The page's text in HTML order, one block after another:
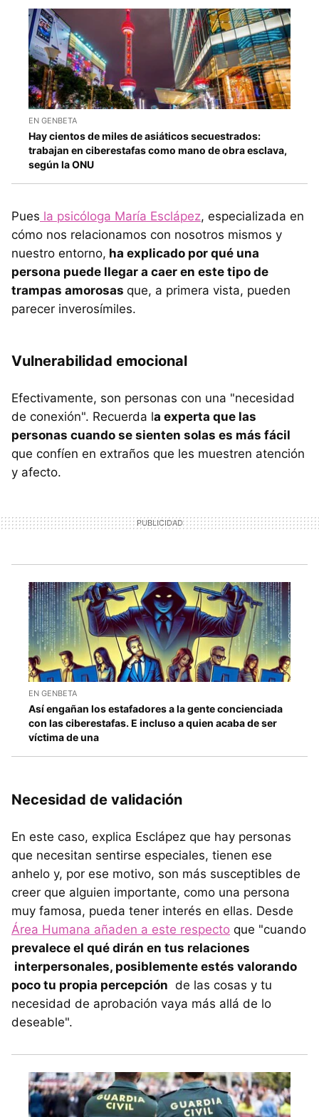
EN GENBETA
Hay cientos de miles de asiáticos secuestrados:
trabajan en ciberestafas como mano de obra esclava,
según la ONU
Pues la psicóloga María Esclápez, especializada en
cómo nos relacionamos con nosotros mismos y
nuestro entorno, ha explicado por qué una
persona puede llegar a caer en este tipo de
trampas amorosas que, a primera vista, pueden
parecer inverosímiles.
Vulnerabilidad emocional
Efectivamente, son personas con una "necesidad
de conexión". Recuerda la experta que las
personas cuando se sienten solas es más fácil
que confíen en extraños que les muestren atención
y afecto.
EN GENBETA
Así engañan los estafadores a la gente concienciada
con las ciberestafas. E incluso a quien acaba de ser
víctima de una
Necesidad de validación
En este caso, explica Esclápez que hay personas
que necesitan sentirse especiales, tienen ese
anhelo y, por ese motivo, son más susceptibles de
creer que alguien importante, como una persona
muy famosa, pueda tener interés en ellas. Desde
Área Humana añaden a este respecto que "cuando
prevalece el qué dirán en tus relaciones
interpersonales, posiblemente estés valorando
poco tu propia percepción de las cosas y tu
necesidad de aprobación vaya más allá de lo
deseable".